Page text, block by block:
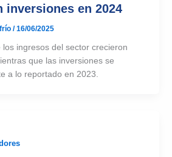
inversiones en 2024
/16/06/2025
ingresos del sector crecieron
que las inversiones se
a lo reportado en 2023.